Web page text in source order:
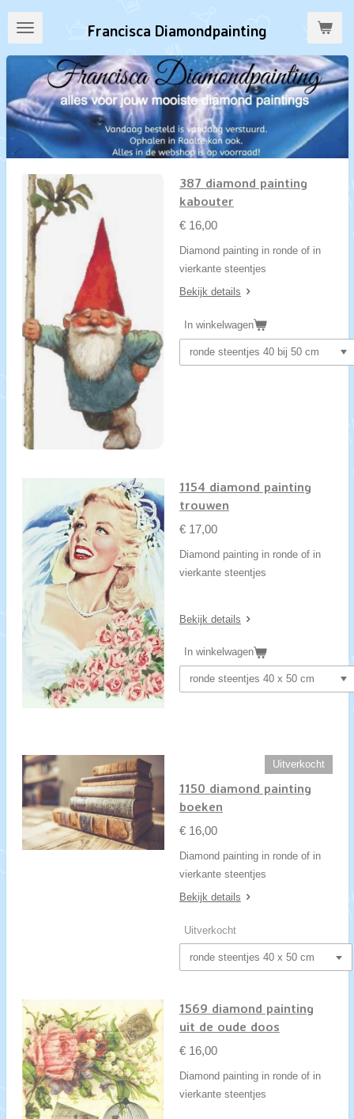
Ga
direct
naar
hoofdinhoud
Francisca Diamondpainting
387 diamond painting
kabouter
€ 16,00
Diamond painting in ronde of in
vierkante steentjes
Bekijk details
In winkelwagen
1154 diamond painting
trouwen
€ 17,00
Diamond painting in ronde of in
vierkante steentjes
Bekijk details
In winkelwagen
Uitverkocht
1150 diamond painting
boeken
€ 16,00
Diamond painting in ronde of in
vierkante steentjes
Bekijk details
Uitverkocht
1569 diamond painting
uit de oude doos
€ 16,00
Diamond painting in ronde of in
vierkante steentjes